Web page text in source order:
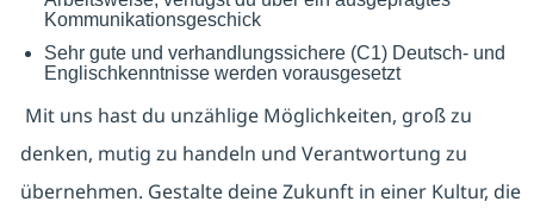
Kommunikationsgeschick
Sehr gute und verhandlungssichere (C1) Deutsch- und
Englischkenntnisse werden vorausgesetzt
Mit uns hast du unzählige Möglichkeiten, groß zu
denken, mutig zu handeln und Verantwortung zu
übernehmen. Gestalte deine Zukunft in einer Kultur, die